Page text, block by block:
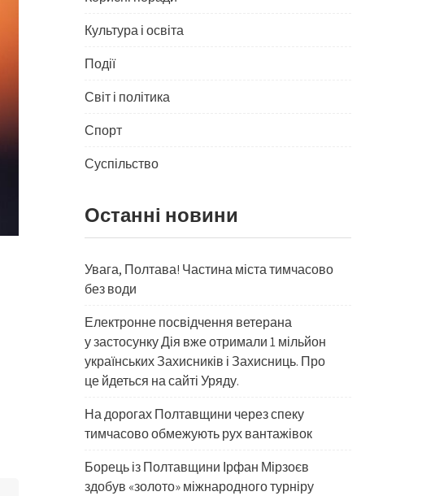
Культура і освіта
Події
Світ і політика
Спорт
Суспільство
Останні новини
Увага, Полтава! Частина міста тимчасово
без води
Електронне посвідчення ветерана
у застосунку Дія вже отримали 1 мільйон
українських Захисників і Захисниць. Про
це йдеться на сайті Уряду.
На дорогах Полтавщини через спеку
тимчасово обмежують рух вантажівок
Борець із Полтавщини Ірфан Мірзоєв
здобув «золото» міжнародного турніру